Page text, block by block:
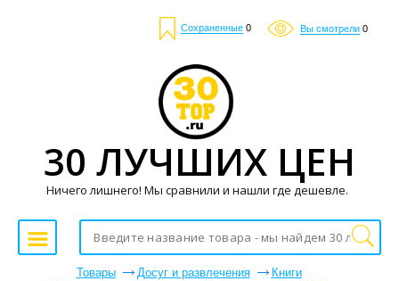
Сохраненные 0 Вы смотрели 0
Товары Досуг и развлечения
Книги
30 ЛУЧШИХ ЦЕН
Ничего лишнего! Мы сравнили и нашли где дешевле.